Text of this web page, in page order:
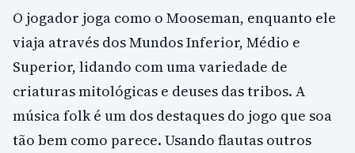
O jogador joga como o Mooseman, enquanto ele
viaja através dos Mundos Inferior, Médio e
Superior, lidando com uma variedade de
criaturas mitológicas e deuses das tribos. A
música folk é um dos destaques do jogo que soa
tão bem como parece. Usando flautas outros